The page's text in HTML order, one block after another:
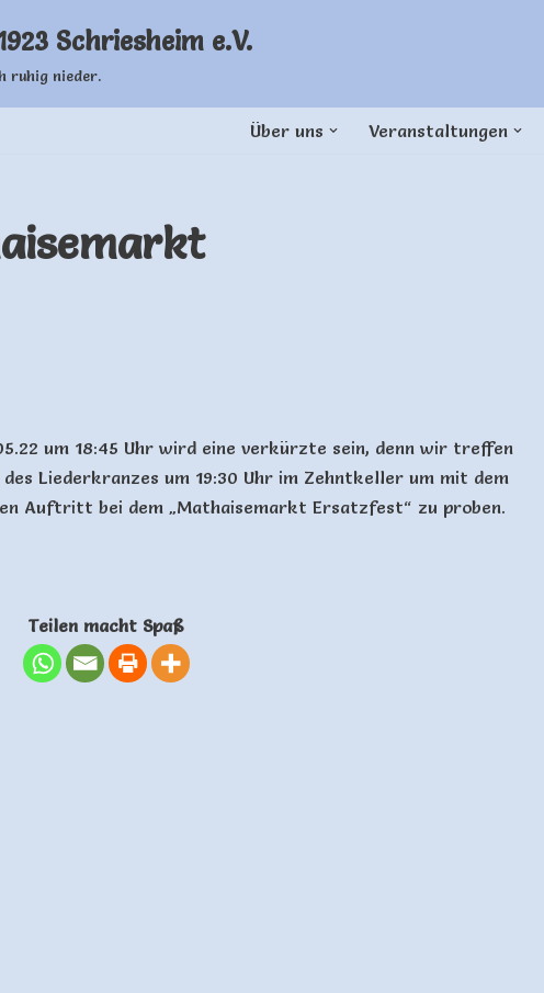
Schriesheim e.V.
ruhig nieder.
Über uns Veranstaltungen
um 18:45 Uhr wird eine verkürzte sein, denn wir treffen
Liederkranzes um 19:30 Uhr im Zehntkeller um mit dem
Auftritt bei dem „Mathaisemarkt Ersatzfest“ zu proben.
Teilen macht Spaß